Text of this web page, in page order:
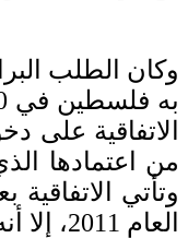
وكان الطلب
من اعتمادها
وتأتي الاتفاقية
العام 2011، إلا أنه لم يدخل حيز التنفيذ آنذاك.